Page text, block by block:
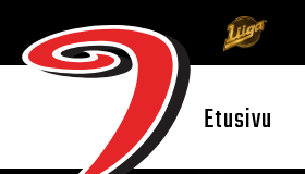
Etusivu